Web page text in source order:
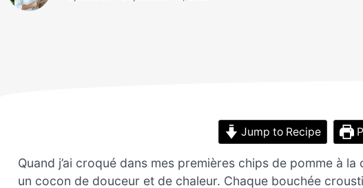
Jump to Recipe
Quand j’ai croqué dans mes premières chips de pomme à
un cocon de douceur et de chaleur. Chaque bouchée